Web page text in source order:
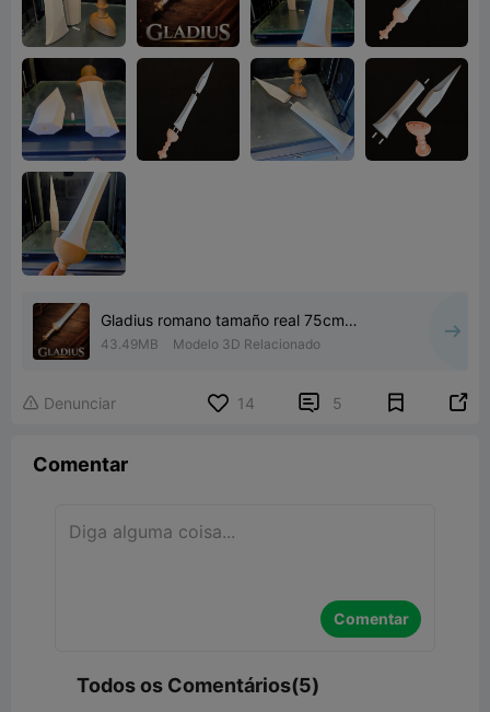
Gladius romano tamaño real 75cm
modular 3Mf
43.49MB Modelo 3D Relacionado
 Denunciar 14  5 
Comentar
Comentar
Todos os Comentários(5)